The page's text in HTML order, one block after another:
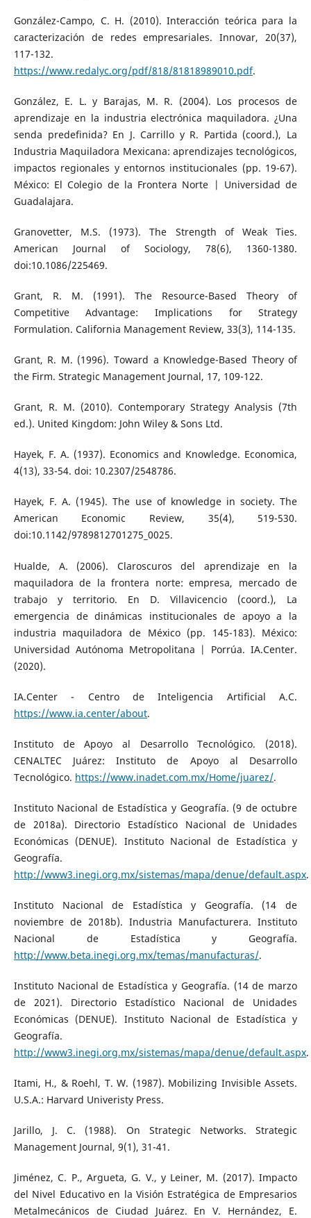
González-Campo, C. H. (2010). Interacción teórica para la
caracterización de redes empresariales. Innovar, 20(37),
117-132.
https://www.redalyc.org/pdf/818/81818989010.pdf.
González, E. L. y Barajas, M. R. (2004). Los procesos de
aprendizaje en la industria electrónica maquiladora. ¿Una
senda predefinida? En J. Carrillo y R. Partida (coord.), La
Industria Maquiladora Mexicana: aprendizajes tecnológicos,
impactos regionales y entornos institucionales (pp. 19-67).
México: El Colegio de la Frontera Norte | Universidad de
Guadalajara.
Granovetter, M.S. (1973). The Strength of Weak Ties.
American Journal of Sociology, 78(6), 1360-1380.
doi:10.1086/225469.
Grant, R. M. (1991). The Resource-Based Theory of
Competitive Advantage: Implications for Strategy
Formulation. California Management Review, 33(3), 114-135.
Grant, R. M. (1996). Toward a Knowledge-Based Theory of
the Firm. Strategic Management Journal, 17, 109-122.
Grant, R. M. (2010). Contemporary Strategy Analysis (7th
ed.). United Kingdom: John Wiley & Sons Ltd.
Hayek, F. A. (1937). Economics and Knowledge. Economica,
4(13), 33-54. doi: 10.2307/2548786.
Hayek, F. A. (1945). The use of knowledge in society. The
American Economic Review, 35(4), 519-530.
doi:10.1142/9789812701275_0025.
Hualde, A. (2006). Claroscuros del aprendizaje en la
maquiladora de la frontera norte: empresa, mercado de
trabajo y territorio. En D. Villavicencio (coord.), La
emergencia de dinámicas institucionales de apoyo a la
industria maquiladora de México (pp. 145-183). México:
Universidad Autónoma Metropolitana | Porrúa. IA.Center.
(2020).
IA.Center - Centro de Inteligencia Artificial A.C.
https://www.ia.center/about.
Instituto de Apoyo al Desarrollo Tecnológico. (2018).
CENALTEC Juárez: Instituto de Apoyo al Desarrollo
Tecnológico. https://www.inadet.com.mx/Home/juarez/.
Instituto Nacional de Estadística y Geografía. (9 de octubre
de 2018a). Directorio Estadístico Nacional de Unidades
Económicas (DENUE). Instituto Nacional de Estadística y
Geografía.
http://www3.inegi.org.mx/sistemas/mapa/denue/default.aspx.
Instituto Nacional de Estadística y Geografía. (14 de
noviembre de 2018b). Industria Manufacturera. Instituto
Nacional de Estadística y Geografía.
http://www.beta.inegi.org.mx/temas/manufacturas/.
Instituto Nacional de Estadística y Geografía. (14 de marzo
de 2021). Directorio Estadístico Nacional de Unidades
Económicas (DENUE). Instituto Nacional de Estadística y
Geografía.
http://www3.inegi.org.mx/sistemas/mapa/denue/default.aspx.
Itami, H., & Roehl, T. W. (1987). Mobilizing Invisible Assets.
U.S.A.: Harvard Univeristy Press.
Jarillo, J. C. (1988). On Strategic Networks. Strategic
Management Journal, 9(1), 31-41.
Jiménez, C. P., Argueta, G. V., y Leiner, M. (2017). Impacto
del Nivel Educativo en la Visión Estratégica de Empresarios
Metalmecánicos de Ciudad Juárez. En V. Hernández, E.